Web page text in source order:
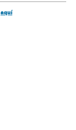
aquí